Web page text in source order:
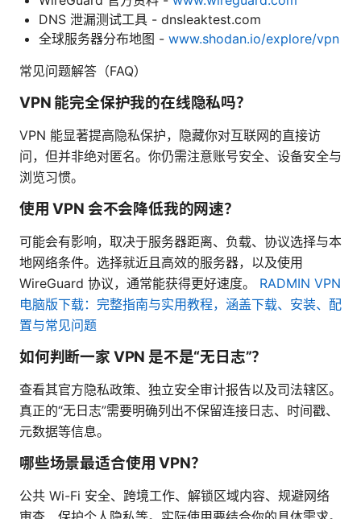
DNS 泄漏测试工具 - dnsleaktest.com
全球服务器分布地图 - www.shodan.io/explore/vpn
常见问题解答（FAQ）
VPN 能完全保护我的在线隐私吗？
VPN 能显著提高隐私保护，隐藏你对互联网的直接访
问，但并非绝对匿名。你仍需注意账号安全、设备安全与
浏览习惯。
使用 VPN 会不会降低我的网速？
可能会有影响，取决于服务器距离、负载、协议选择与本
地网络条件。选择就近且高效的服务器，以及使用
WireGuard 协议，通常能获得更好速度。 RADMIN VPN
电脑版下载：完整指南与实用教程，涵盖下载、安装、配
置与常见问题
如何判断一家 VPN 是不是“无日志”？
查看其官方隐私政策、独立安全审计报告以及司法辖区。
真正的“无日志”需要明确列出不保留连接日志、时间戳、
元数据等信息。
哪些场景最适合使用 VPN？
公共 Wi-Fi 安全、跨境工作、解锁区域内容、规避网络